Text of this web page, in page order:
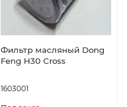
Фильтр масляный Dong
Feng H30 Cross
1603001